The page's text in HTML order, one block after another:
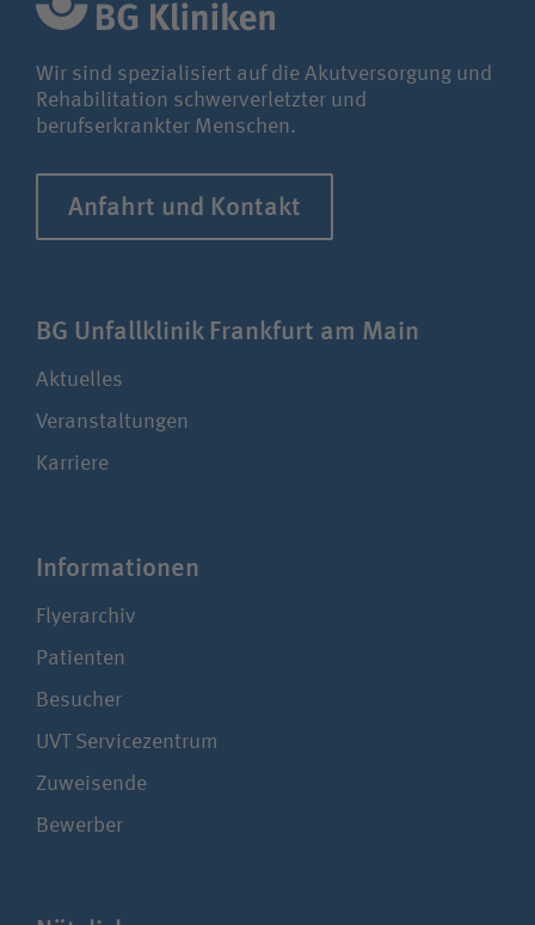
Wir sind spezialisiert auf die Akutversorgung und
Rehabilitation schwerverletzter und
berufserkrankter Menschen.
Anfahrt und Kontakt
BG Unfallklinik Frankfurt am Main
Aktuelles
Veranstaltungen
Karriere
Infor­ma­tionen
Flyerarchiv
Patienten
Besucher
UVT Service­zentrum
Zuweisende
Bewerber